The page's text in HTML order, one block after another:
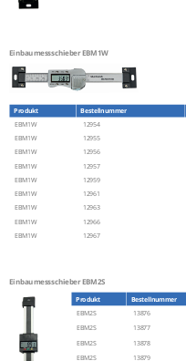
Einbaumessschieber EBM1W
Produkt Bestellnummer
EBM1W 12954
EBM1W
12955
EBM1W
12956
EBM1W
12957
EBM1W
12959
EBM1W
12961
EBM1W
12963
EBM1W
12966
EBM1W 12967
Einbaumessschieber EBM2S
Produkt Bestellnummer
EBM2S 13876
EBM2S
13877
EBM2S
13878
EBM2S
13879